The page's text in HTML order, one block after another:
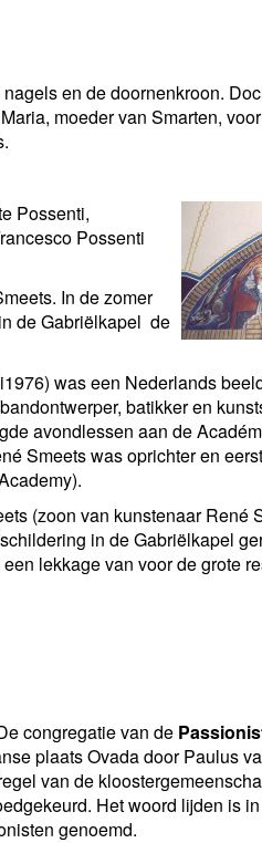
en de doornenkroon.
moeder van Smarten,
Possenti,
Possenti
In de zomer
de Gabriëlkapel de
was een Nederlands
batikker en
avondlessen aan de
Smeets was oprichter en
(zoon van kunstenaar René
in de Gabriëlkapel
lekkage van voor de grote
congregatie van de
plaats Ovada door Paulus
van de
Het woord lijden is
genoemd.